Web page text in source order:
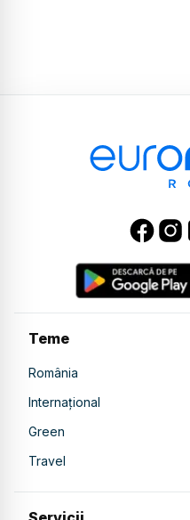
Teme
România
Internațional
Green
Travel